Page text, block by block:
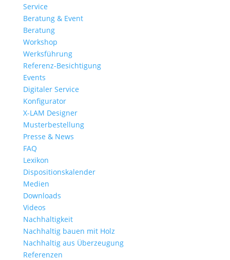
Service
Beratung & Event
Beratung
Workshop
Werksführung
Referenz-Besichtigung
Events
Digitaler Service
Konfigurator
X-LAM Designer
Musterbestellung
Presse & News
FAQ
Lexikon
Dispositionskalender
Medien
Downloads
Videos
Nachhaltigkeit
Nachhaltig bauen mit Holz
Nachhaltig aus Überzeugung
Referenzen